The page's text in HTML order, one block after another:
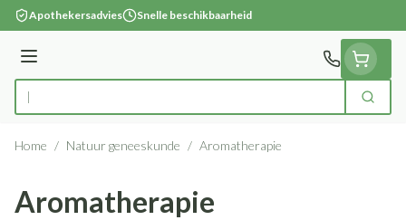
Ga naar de inhoud
Apothekersadvies Snelle beschikbaarheid
Menu
Product, merk, categorie... Zoek
Home / Natuur geneeskunde / Aromatherapie
Aromatherapie